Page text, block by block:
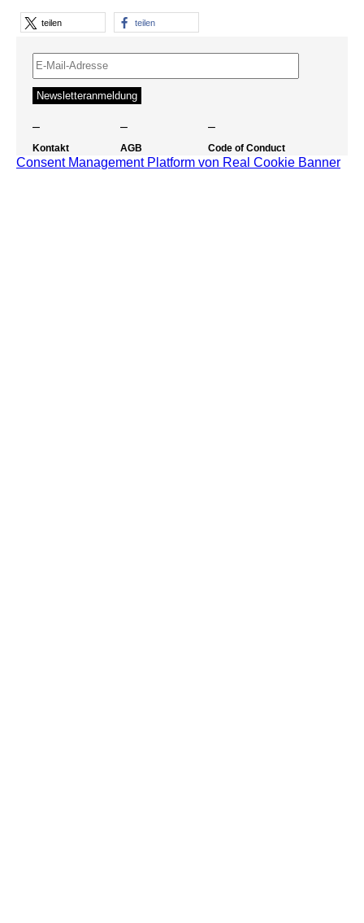
teilen teilen
– – –
Kontakt
Impressum
AGB
Datenschutz
Code of Conduct
Barrierefreiheit
Consent Management Platform von Real Cookie Banner